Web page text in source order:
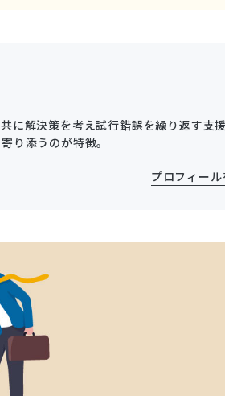
に解決策を考え試行錯誤を繰り返す支
り添うのが特徴。
プロフィール